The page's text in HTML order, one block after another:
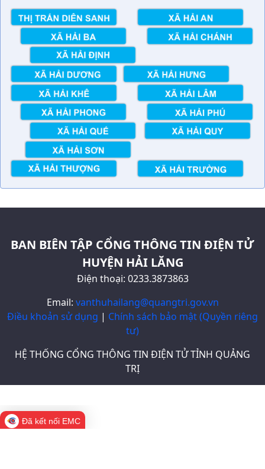
BAN BIÊN TẬP CỔNG THÔNG TIN ĐIỆN TỬ
HUYỆN HẢI LĂNG
Điện thoại: 0233.3873863
Email: vanthuhailang@quangtri.gov.vn
Điều khoản sử dụng | Chính sách bảo mật (Quyền riêng
tư)
HỆ THỐNG CỔNG THÔNG TIN ĐIỆN TỬ TỈNH QUẢNG
TRỊ
Đã kết nối EMC